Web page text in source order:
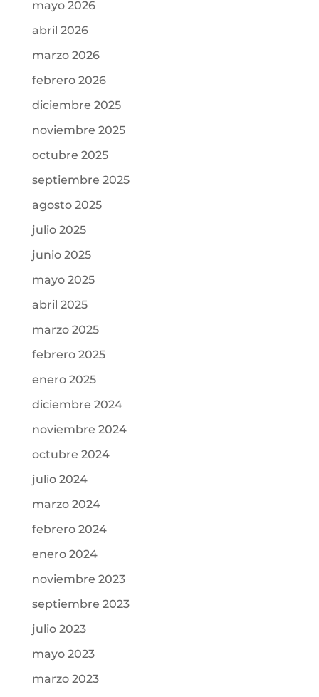
mayo 2026
abril 2026
marzo 2026
febrero 2026
diciembre 2025
noviembre 2025
octubre 2025
septiembre 2025
agosto 2025
julio 2025
junio 2025
mayo 2025
abril 2025
marzo 2025
febrero 2025
enero 2025
diciembre 2024
noviembre 2024
octubre 2024
julio 2024
marzo 2024
febrero 2024
enero 2024
noviembre 2023
septiembre 2023
julio 2023
mayo 2023
marzo 2023